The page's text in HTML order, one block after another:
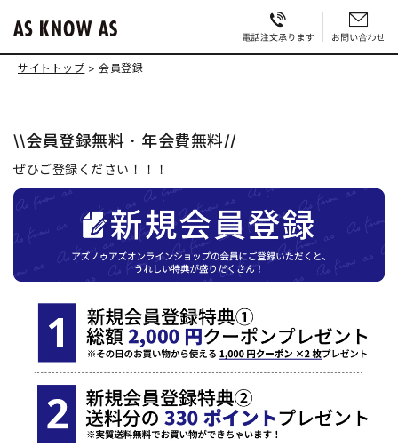
サイトトップ 会員登録
\\会員登録無料・年会費無料//
ぜひご登録ください！！！